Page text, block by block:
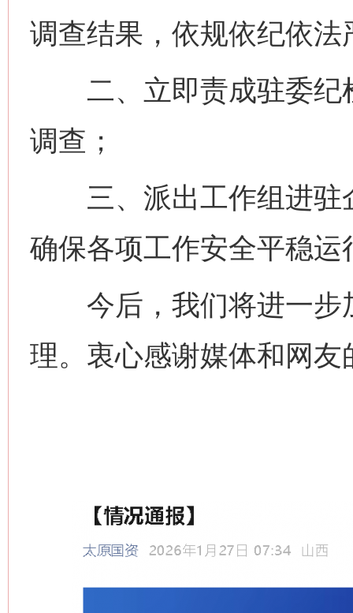
调查结果，依规依纪依法
二、立即责成驻委纪
调查；
三、派出工作组进驻
确保各项工作安全平稳运
今后，我们将进一步
理。衷心感谢媒体和网友